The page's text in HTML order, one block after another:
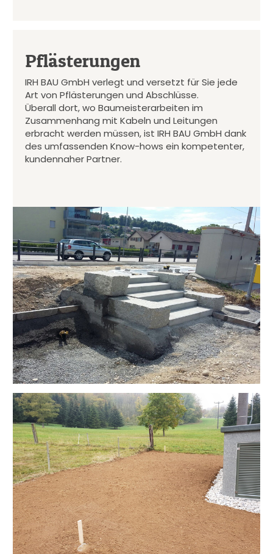
Pflästerungen
IRH BAU GmbH verlegt und versetzt für Sie jede
Art von Pflästerungen und Abschlüsse.
Überall dort, wo Baumeisterarbeiten im
Zusammenhang mit Kabeln und Leitungen
erbracht werden müssen, ist IRH BAU GmbH dank
des umfassenden Know-hows ein kompetenter,
kundennaher Partner.